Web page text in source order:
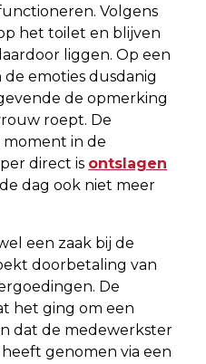
Volgens
het toilet en blijven
liggen. Op een
emoties dusdanig
de opmerking
roept. De
in de
direct is ontslagen
dag ook niet meer
een zaak bij de
doorbetaling van
De
het ging om een
dat de medewerkster
genomen via een